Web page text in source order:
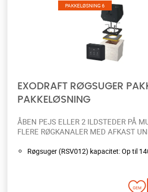
PAKKELØSNING 6
EXODRAFT RØGSUGER
PAKKELØSNING
ÅBEN PEJS ELLER 2 ILDSTEDER PÅ
FLERE RØGKANALER MED AFKAST
Røgsuger (RSV012) kapacitet: Op til